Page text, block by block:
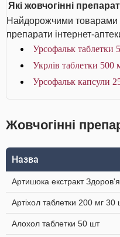
Які жовчогінні
Найдорожчими товарами в
препарати інтернет-
Урсофальк таблетки
Укрлів таблетки 500
Урсофальк капсули
Жовчогінні
Назва
Артишока екстракт
Артіхол таблетки 200 мг 30
Алохол таблетки 50 шт